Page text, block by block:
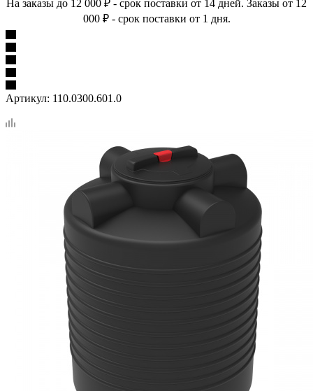
На заказы до 12 000 ₽ - срок поставки от 14 дней. Заказы от 12
000 ₽ - срок поставки от 1 дня.
Артикул: 110.0300.601.0